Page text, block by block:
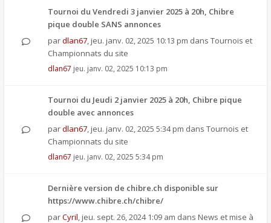
Tournoi du Vendredi 3 janvier 2025 à 20h, Chibre
pique double SANS annonces
pardlan67, jeu. janv. 02, 2025 10:13 pm dans Tournois et
Championnats du site
dlan67 jeu. janv. 02, 2025 10:13 pm
Tournoi du Jeudi 2 janvier 2025 à 20h, Chibre pique
double avec annonces
pardlan67, jeu. janv. 02, 2025 5:34 pm dans Tournois et
Championnats du site
dlan67 jeu. janv. 02, 2025 5:34 pm
Dernière version de chibre.ch disponible sur
https://www.chibre.ch/chibre/
parCyril, jeu. sept. 26, 2024 1:09 am dans News et mise à